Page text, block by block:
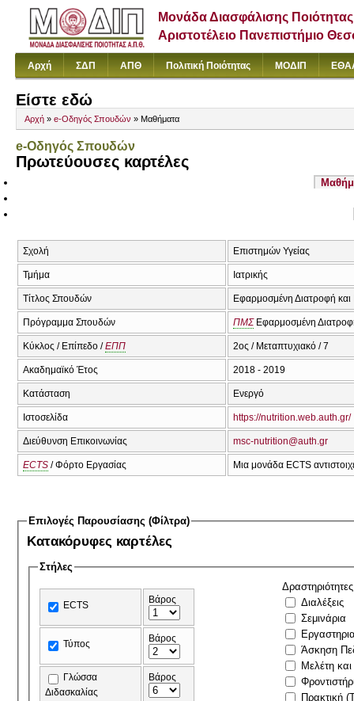
Μονάδα Διασφάλισης Ποιότητας
Αριστοτέλειο Πανεπιστήμιο
Αρχή ΣΔΠ ΑΠΘ Πολιτική Ποιότητας ΜΟΔΙΠ
Είστε εδώ
Αρχή » e-Οδηγός Σπουδών » Μαθήματα
e-Οδηγός Σπουδών
Πρωτεύουσες καρτέλες
Σχολή Επιστημών Υγείας
Τμήμα Ιατρικής
Τίτλος Σπουδών Εφαρμοσμένη Διατροφή
Πρόγραμμα Σπουδών ΠΜΣΕφαρμοσμένη
Κύκλος / Επίπεδο /ΕΠΠ 2ος / Μεταπτυχιακό / 7
Ακαδημαϊκό Έτος 2018 - 2019
Κατάσταση Ενεργό
Ιστοσελίδα https://nutrition.web.auth.gr/
Διεύθυνση Επικοινωνίας msc-nutrition@auth.gr
ECTS / Φόρτο Εργασίας Μια μονάδα ECTS
Επιλογές Παρουσίασης (Φίλτρα)
Κατακόρυφες καρτέλες
Στήλες
ECTS Βάρος
Τύπος Βάρος
Γλώσσα
Διδασκαλίας
Βάρος
Δραστηριότητες
Διαλέξεις
Σεμινάρια
Άσκηση
Μελέτη
Πρακτική